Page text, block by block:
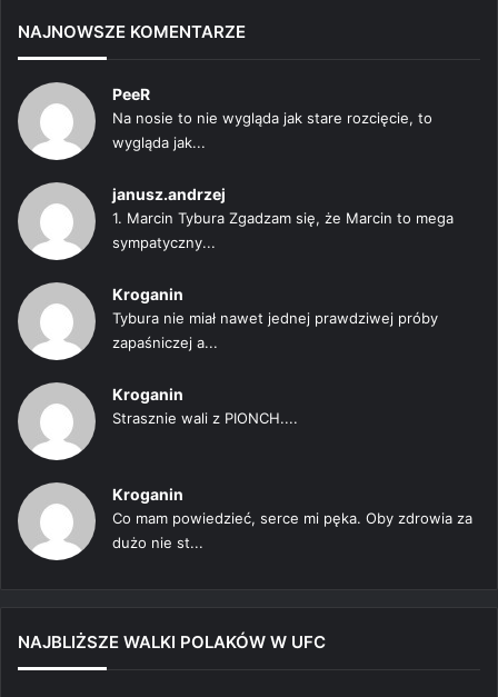
NAJNOWSZE KOMENTARZE
PeeR
Na nosie to nie wygląda jak stare rozcięcie, to
wygląda jak...
janusz.andrzej
1. Marcin Tybura Zgadzam się, że Marcin to mega
sympatyczny...
Kroganin
Tybura nie miał nawet jednej prawdziwej próby
zapaśniczej a...
Kroganin
Strasznie wali z PIONCH....
Kroganin
Co mam powiedzieć, serce mi pęka. Oby zdrowia za
dużo nie st...
NAJBLIŻSZE WALKI POLAKÓW W UFC